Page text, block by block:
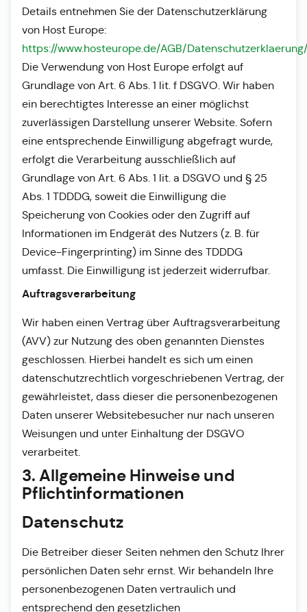
Details entnehmen Sie der Datenschutzerklärung
von Host Europe:
https://www.hosteurope.de/AGB/Datenschutzerklaerung/
Die Verwendung von Host Europe erfolgt auf
Grundlage von Art. 6 Abs. 1 lit. f DSGVO. Wir haben
ein berechtigtes Interesse an einer möglichst
zuverlässigen Darstellung unserer Website. Sofern
eine entsprechende Einwilligung abgefragt wurde,
erfolgt die Verarbeitung ausschließlich auf
Grundlage von Art. 6 Abs. 1 lit. a DSGVO und § 25
Abs. 1 TDDDG, soweit die Einwilligung die
Speicherung von Cookies oder den Zugriff auf
Informationen im Endgerät des Nutzers (z. B. für
Device-Fingerprinting) im Sinne des TDDDG
umfasst. Die Einwilligung ist jederzeit widerrufbar.
Auftragsverarbeitung
Wir haben einen Vertrag über Auftragsverarbeitung
(AVV) zur Nutzung des oben genannten Dienstes
geschlossen. Hierbei handelt es sich um einen
datenschutzrechtlich vorgeschriebenen Vertrag, der
gewährleistet, dass dieser die personenbezogenen
Daten unserer Websitebesucher nur nach unseren
Weisungen und unter Einhaltung der DSGVO
verarbeitet.
3. Allgemeine Hinweise und
Pflicht­informationen
Datenschutz
Die Betreiber dieser Seiten nehmen den Schutz Ihrer
persönlichen Daten sehr ernst. Wir behandeln Ihre
personenbezogenen Daten vertraulich und
entsprechend den gesetzlichen